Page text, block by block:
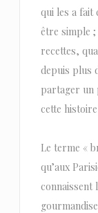
qui les a fait
être simple ;
recettes,
depuis plus
partager un
cette
Le terme «
qu’aux
connaissent